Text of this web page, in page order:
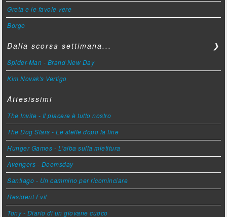
Greta e le favole vere
Borgo
Dalla scorsa settimana... ❯
Spider-Man - Brand New Day
Kim Novak's Vertigo
Attesissimi
The Invite - Il piacere è tutto nostro
The Dog Stars - Le stelle dopo la fine
Hunger Games - L'alba sulla mietitura
Avengers - Doomsday
Santiago - Un cammino per ricominciare
Resident Evil
Tony - Diario di un giovane cuoco